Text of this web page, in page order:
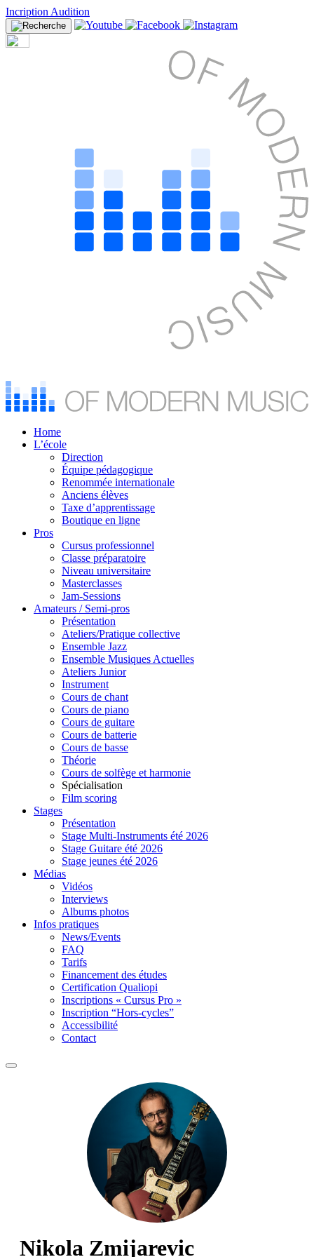
Incription Audition
Home
L’école
Direction
Équipe pédagogique
Renommée internationale
Anciens élèves
Taxe d’apprentissage
Boutique en ligne
Pros
Cursus professionnel
Classe préparatoire
Niveau universitaire
Masterclasses
Jam-Sessions
Amateurs / Semi-pros
Présentation
Ateliers/Pratique collective
Ensemble Jazz
Ensemble Musiques Actuelles
Ateliers Junior
Instrument
Cours de chant
Cours de piano
Cours de guitare
Cours de batterie
Cours de basse
Théorie
Cours de solfège et harmonie
Spécialisation
Film scoring
Stages
Présentation
Stage Multi-Instruments été 2026
Stage Guitare été 2026
Stage jeunes été 2026
Médias
Vidéos
Interviews
Albums photos
Infos pratiques
News/Events
FAQ
Tarifs
Financement des études
Certification Qualiopi
Inscriptions « Cursus Pro »
Inscription “Hors-cycles”
Accessibilité
Contact
Nikola Zmijarevic